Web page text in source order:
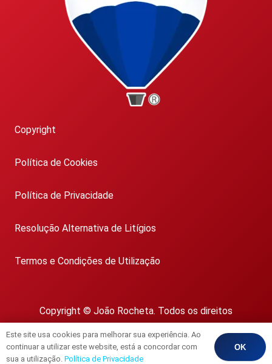
Copyright
Política de Cookies
Política de Privacidade
Resolução Alternativa de Litígios
Termos e Condições de Utilização
Copyright © João Rocheta. Todos os direitos
reservados.
AMI 1718
Este site usa cookies para melhorar sua experiência. Ao
continuar a utilizar este website, está a concordar com
sua a utilização. Política de Privacidade
OK